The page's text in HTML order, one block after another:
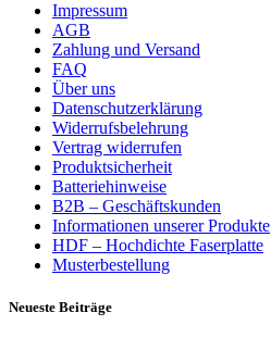
Impressum
AGB
Zahlung und Versand
FAQ
Über uns
Datenschutzerklärung
Widerrufsbelehrung
Vertrag widerrufen
Produktsicherheit
Batteriehinweise
B2B – Geschäftskunden
Informationen unserer Produkte
HDF – Hochdichte Faserplatte
Musterbestellung
Neueste Beiträge